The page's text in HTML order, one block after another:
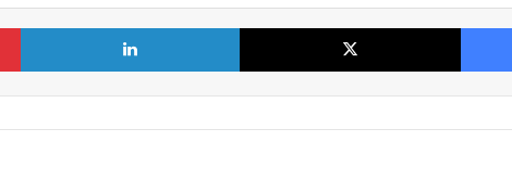
فیس بوک X